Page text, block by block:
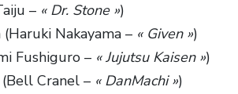
– « Dr. Stone »)
Nakayama – « Given »)
Fushiguro – « Jujutsu Kaisen »)
Cranel – « DanMachi »)